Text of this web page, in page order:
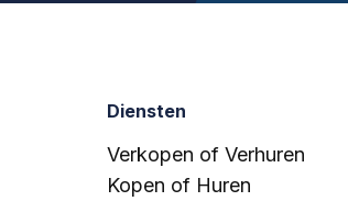
Diensten
Verkopen of Verhuren
Kopen of Huren